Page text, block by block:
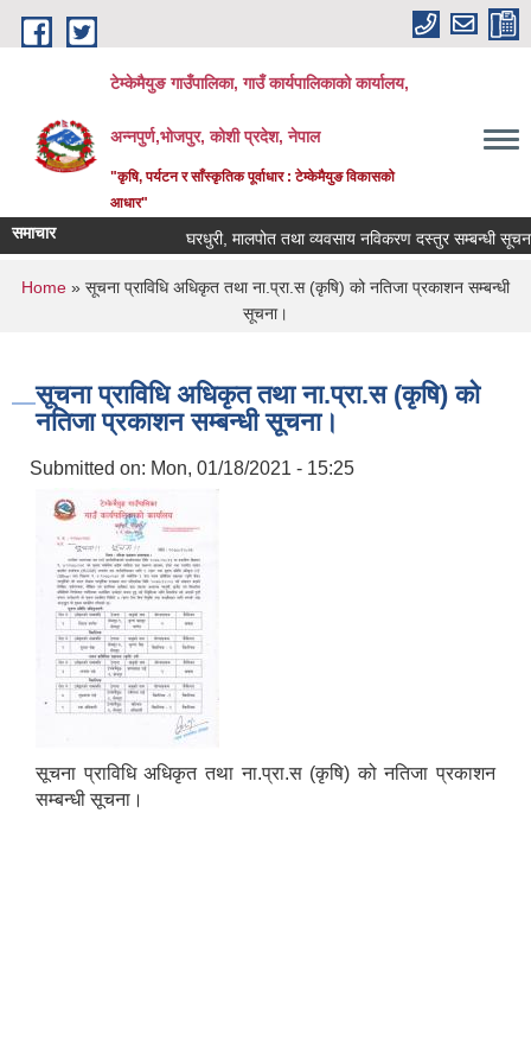
Skip to main content
टेम्केमैयुङ गाउँपालिका, गाउँ कार्यपालिकाको कार्यालय,
अन्नपुर्ण,भोजपुर, कोशी प्रदेश, नेपाल
"कृषि, पर्यटन र साँस्कृतिक पूर्वाधार : टेम्केमैयुङ विकासको
आधार"
समाचार घरधुरी, मालपोत तथा व्यवसाय नविकरण दस्तुर सम्बन्धी सूचना
You are here
Home » सूचना प्राविधि अधिकृत तथा ना.प्रा.स (कृषि) को नतिजा प्रकाशन सम्बन्धी
सूचना।
सूचना प्राविधि अधिकृत तथा ना.प्रा.स (कृषि) को
नतिजा प्रकाशन सम्बन्धी सूचना।
Submitted on: Mon, 01/18/2021 - 15:25
सूचना प्राविधि अधिकृत तथा ना.प्रा.स (कृषि) को नतिजा प्रकाशन
सम्बन्धी सूचना।